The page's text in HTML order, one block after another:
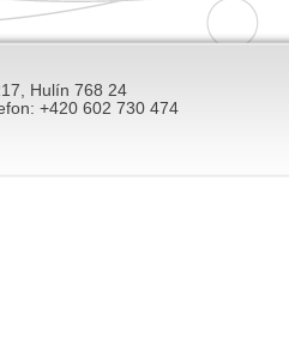
Hulín 768 24
+420 602 730 474